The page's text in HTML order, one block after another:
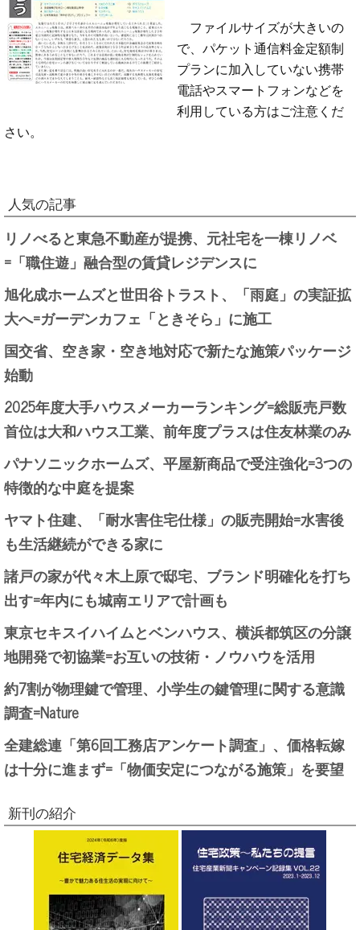
ファイルサイズが大きいの
で、パケット通信料金定額制
プランに加入していない携帯
電話やスマートフォンなどを
利用している方はご注意くだ
さい。
人気の記事
リノべると東急不動産が提携、元社宅を一棟リノベ
=「職住遊」融合型の賃貸レジデンスに
旭化成ホームズと世田谷トラスト、「雨庭」の実証拡
大へ=ガーデンカフェ「ときそら」に施工
国交省、空き家・空き地対応で新たな施策パッケージ
始動
2025年度大手ハウスメーカーランキング=総販売戸数
首位は大和ハウス工業、前年度プラスは住友林業のみ
パナソニックホームズ、平屋新商品で受注強化=3つの
特徴的な中庭を提案
ヤマト住建、「耐水害住宅仕様」の販売開始=水害後
も生活継続ができる家に
諸戸の家が代々木上原で邸宅、ブランド明確化を打ち
出す=年内にも城南エリアで計画も
東京セキスイハイムとベンハウス、横浜都筑区の分譲
地開発で初協業=お互いの技術・ノウハウを活用
約7割が物理鍵で管理、小学生の鍵管理に関する意識
調査=Nature
全建総連「第6回工務店アンケート調査」、価格転嫁
は十分に進まず=「物価安定につながる施策」を要望
新刊の紹介